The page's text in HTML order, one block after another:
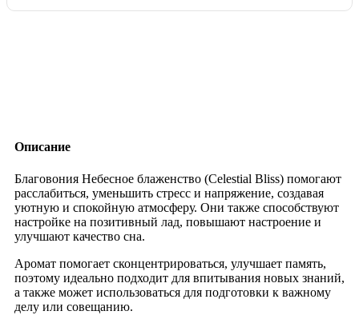
Описание
Благовония Небесное блаженство (Celestial Bliss) помогают
расслабиться, уменьшить стресс и напряжение, создавая
уютную и спокойную атмосферу. Они также способствуют
настройке на позитивный лад, повышают настроение и
улучшают качество сна.
Аромат помогает сконцентрироваться, улучшает память,
поэтому идеально подходит для впитывания новых знаний,
а также может использоваться для подготовки к важному
делу или совещанию.